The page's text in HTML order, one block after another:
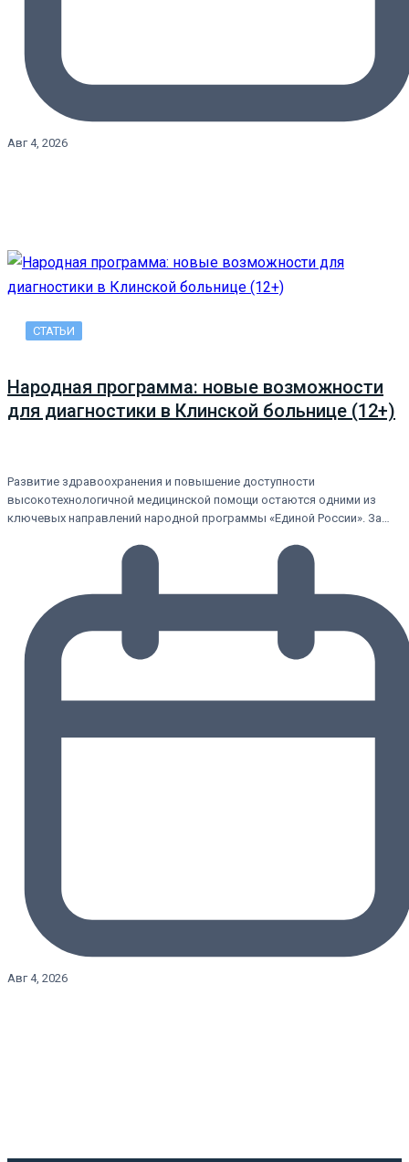
Авг 4, 2026
СТАТЬИ
Народная программа: новые возможности
для диагностики в Клинской больнице (12+)
Развитие здравоохранения и повышение доступности
высокотехнологичной медицинской помощи остаются одними из
ключевых направлений народной программы «Единой России». За…
Авг 4, 2026